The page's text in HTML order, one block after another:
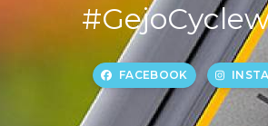
FACEBOOK